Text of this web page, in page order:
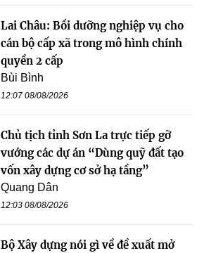
Lai Châu: Bồi dưỡng nghiệp vụ cho
cán bộ cấp xã trong mô hình chính
quyền 2 cấp
Bùi Bình
12:07 08/08/2026
Chủ tịch tỉnh Sơn La trực tiếp gỡ
vướng các dự án “Dùng quỹ đất tạo
vốn xây dựng cơ sở hạ tầng”
Quang Dân
12:03 08/08/2026
Bộ Xây dựng nói gì về đề xuất mở